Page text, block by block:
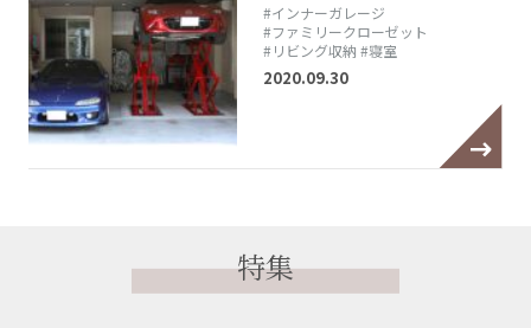
#インナーガレージ
#ファミリークローゼット
#リビング収納 #寝室
2020.09.30
特集